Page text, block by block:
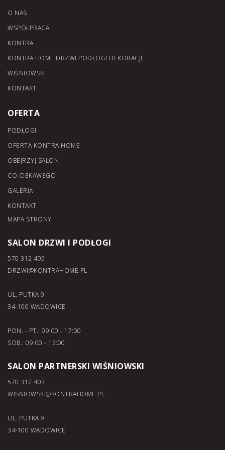
O NAS
WSPÓŁPRACA
KONTRA
KONTRA HOME DRZWI PODŁOGI DEKORACJE
WIŚNIOWSKI
KONTAKT
OFERTA
PODŁOGI
OFERTA KONTRA HOME
OBEJRZYJ SALON
CO CIEKAWEGO
GALERIA
KONTAKT
MAPA STRONY
SALON DRZWI I PODŁOGI
570 312 405
DRZWI@KONTRAHOME.PL
UL. PUTKA 9
34-100 WADOWICE
PON. - PT.: 09:00 - 17:00
SOB.: 09:00 - 13:00
SALON PARTNERSKI WIŚNIOWSKI
570 312 403
WISNIOWSKI@KONTRAHOME.PL
UL. PUTKA 9
34-100 WADOWICE